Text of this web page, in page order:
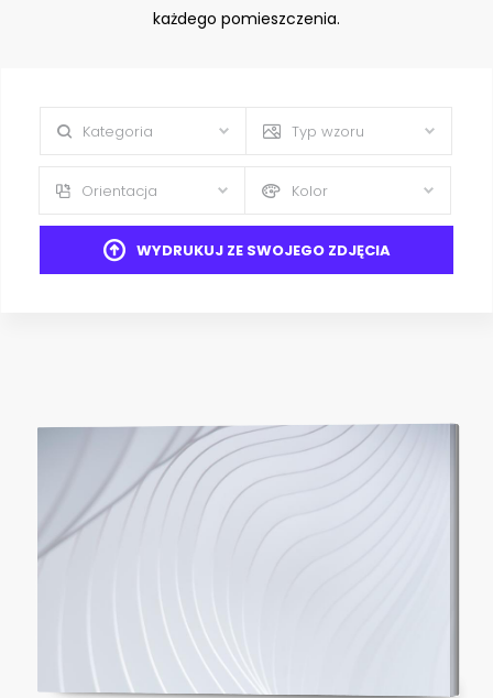
każdego pomieszczenia.
Kategoria Typ wzoru
Orientacja Kolor
WYDRUKUJ ZE SWOJEGO ZDJĘCIA